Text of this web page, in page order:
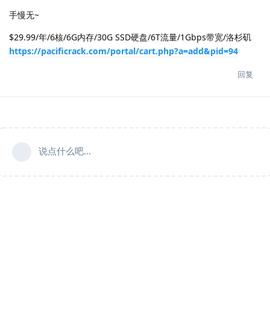
手慢无~
$29.99/年/6核/6G内存/30G SSD硬盘/6T流量/1Gbps带宽/洛杉矶
https://pacificrack.com/portal/cart.php?a=add&pid=94
回复
说点什么吧...